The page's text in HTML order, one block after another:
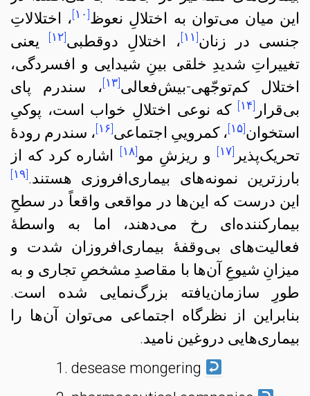
این میان می‌توان به اختلالِ نعوظ[۱۰]، اختلالاتِ
جنسی در زنان[۱۱]، اختلالِ دوقطبی[۱۲]
یعنی
تغییراتِ شدیدِ خلقی بینِ شیدایی و افسردگی،
اختلال کم‌توجّهی-بیش‌فعالی[۱۳]، سندرم پای
بی‌قرار [۱۴] که نوعی اختلالِ خواب است، پوکیِ
استخوان[۱۵]، کمروییِ اجتماعی[۱۶]، سندرم رودهٔ
تحریک‌پذیر [۱۷] و ریزشِ مو[۱۸]
اشاره کرد که از
بارزترین نمونه‌های بیماری‌افروزی هستند.[۱۹]
این درست که این‌ها در مواقعی واقعاً در سطحِ
بیمارکننده‌ای رخ می‌دهند، اما به واسطهٔ
فعالیت‌های بی‌وقفهٔ بیماری‌افروزان شدت و
میزانِ شیوعِ آن‌ها با مقاصدِ مشخصِ تجاری و به
طورِ سازمان‌یافته بزرگ‌نمایی شده است.
بنابراین از نظرگاه اجتماعی می‌توان آن‌ها را
بیماری‌هایی دروغین نامید.
desease mongering